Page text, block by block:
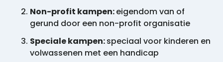
Non-profit kampen:eigendom van of
gerund door een non-profit organisatie
Speciale kampen:speciaal voor kinderen en
volwassenen met een handicap